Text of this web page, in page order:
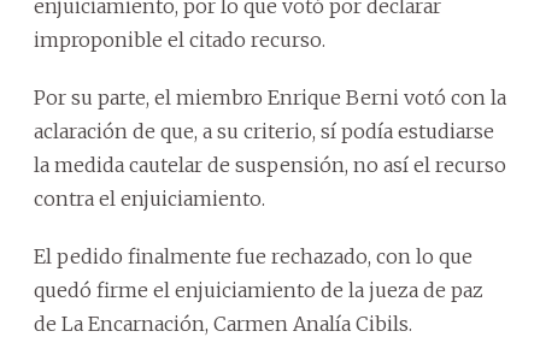
enjuiciamiento, por lo que votó por declarar
improponible el citado recurso.
Por su parte, el miembro Enrique Berni votó con la
aclaración de que, a su criterio, sí podía estudiarse
la medida cautelar de suspensión, no así el recurso
contra el enjuiciamiento.
El pedido finalmente fue rechazado, con lo que
quedó firme el enjuiciamiento de la jueza de paz
de La Encarnación, Carmen Analía Cibils.